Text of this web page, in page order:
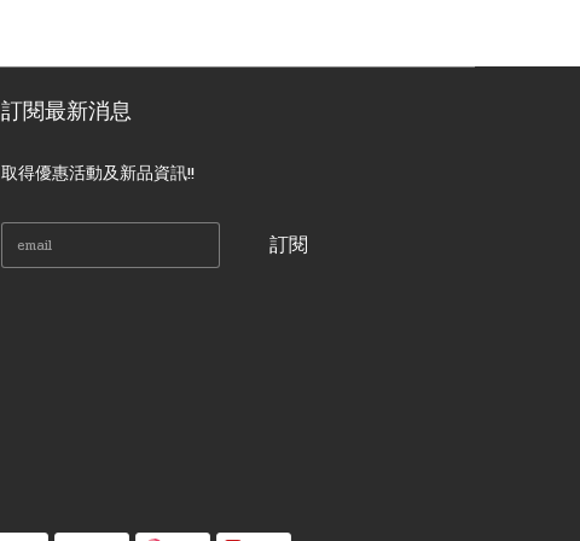
訂閱最新消息
取得優惠活動及新品資訊!!
訂閱